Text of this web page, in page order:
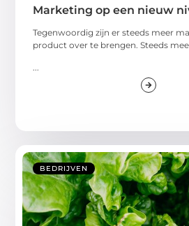
Marketing op een nieuw
Tegenwoordig zijn er steeds meer
product over te brengen. Steeds
...
BEDRIJVEN